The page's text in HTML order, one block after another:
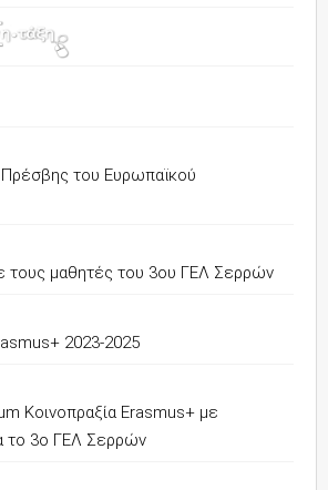
του Ευρωπαϊκού
τους μαθητές του 3ου ΓΕΛ Σερρών
2023-2025
Κοινοπραξία Erasmus+ με
το 3ο ΓΕΛ Σερρών